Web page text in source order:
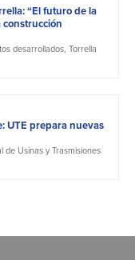
“El futuro de la
desarrollados, Torrella
UTE prepara nuevas
de Usinas y Trasmisiones